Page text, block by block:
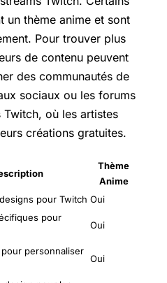
un thème anime et sont
Pour trouver plus
de contenu peuvent
des communautés de
sociaux ou les forums
où les artistes
créations gratuites.
Thème
Anime
pour Twitch Oui
pour
Oui
personnaliser
Oui